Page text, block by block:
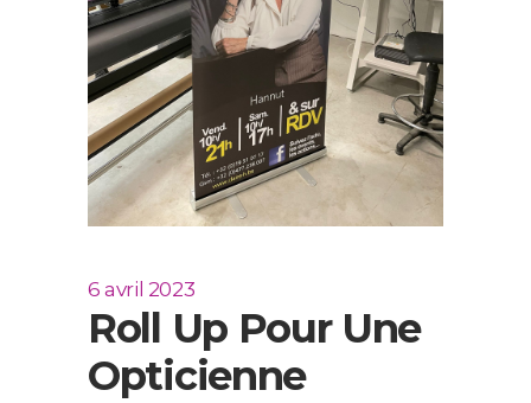
6 avril 2023
Roll Up Pour Une
Opticienne